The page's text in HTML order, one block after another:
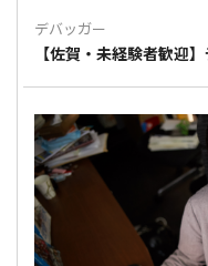
デバッガー
【佐賀・未経験者歓迎